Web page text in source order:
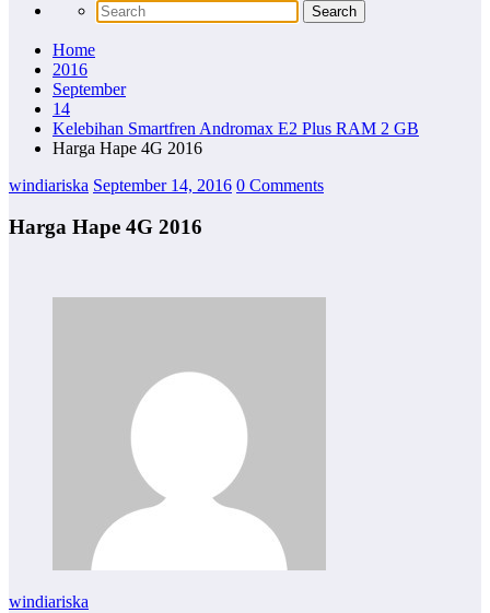
Home
2016
September
14
Kelebihan Smartfren Andromax E2 Plus RAM 2 GB
Harga Hape 4G 2016
windiariska September 14, 2016 0 Comments
Harga Hape 4G 2016
windiariska